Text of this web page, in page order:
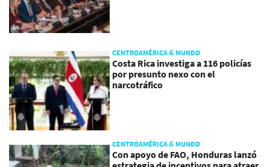
CENTROAMÉRICA & MUNDO
Costa Rica investiga a 116 policías
por presunto nexo con el
narcotráfico
CENTROAMÉRICA & MUNDO
Con apoyo de FAO, Honduras lanzó